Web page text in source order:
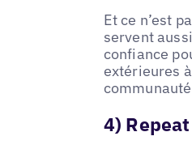
Et ce n’est
servent
confiance
extérieures
4)